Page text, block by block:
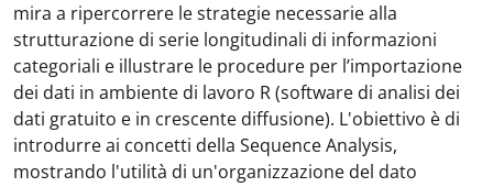
mira a ripercorrere le strategie necessarie alla
strutturazione di serie longitudinali di informazioni
categoriali e illustrare le procedure per l’importazione
dei dati in ambiente di lavoro R (software di analisi dei
dati gratuito e in crescente diffusione). L'obiettivo è di
introdurre ai concetti della Sequence Analysis,
mostrando l'utilità di un'organizzazione del dato